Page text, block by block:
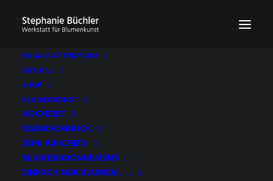
BUGA23 ATTENTION!
AKTUELL
SHOP
BLUMENKUNST
HOCHZEIT
RAUMSCHMUCK
ZUM ABSCHIED
BLUMENABONNEMENT
EINFACH NUR BLUMEN . . .